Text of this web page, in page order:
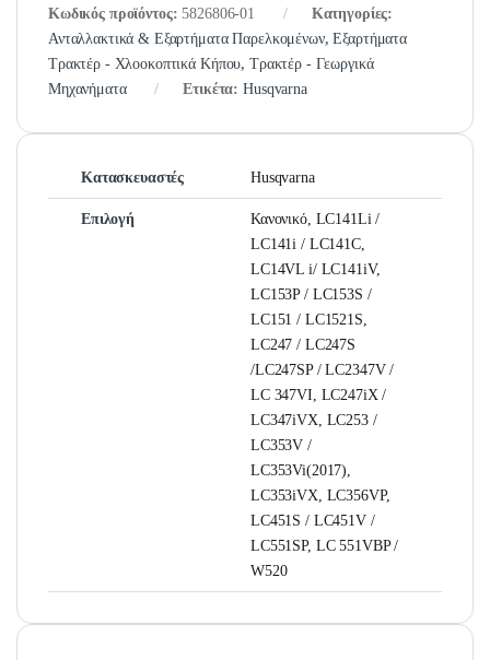
Κωδικός προϊόντος:5826806-01
Κατηγορίες:
Ανταλλακτικά & Εξαρτήματα Παρελκομένων,Εξαρτήματα
Τρακτέρ - Χλοοκοπτικά Κήπου, Τρακτέρ - Γεωργικά
Μηχανήματα
Ετικέτα:Husqvarna
Κατασκευαστές Husqvarna
Επιλογή
Κανονικό, LC141Li /
LC141i / LC141C,
LC14VL i/ LC141iV,
LC153P / LC153S /
LC151 / LC1521S,
LC247 / LC247S
/LC247SP / LC2347V /
LC 347VI, LC247iX /
LC347iVX, LC253 /
LC353V /
LC353Vi(2017),
LC353iVX, LC356VP,
LC451S / LC451V /
LC551SP, LC 551VBP /
W520